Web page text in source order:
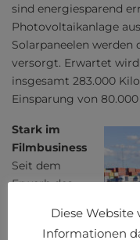
sind energiesparend
Photovoltaikanlage
Solarpaneelen
versorgt. Erwartet
insgesamt 283.000
Einsparung von
Stark im
Filmbusiness
Seit dem
Erwerb des
Diese Website
Informationen